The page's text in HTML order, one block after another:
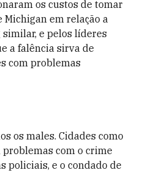
os custos de tomar
em relação a
e pelos líderes
a falência sirva de
com problemas
os males. Cidades como
com o crime
policiais, e o condado de